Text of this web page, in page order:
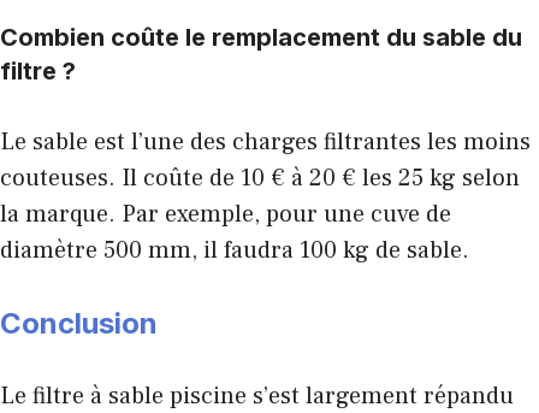
Combien coûte le remplacement du sable du
filtre ?
Le sable est l’une des charges filtrantes les moins
couteuses. Il coûte de 10 € à 20 € les 25 kg selon
la marque. Par exemple, pour une cuve de
diamètre 500 mm, il faudra 100 kg de sable.
Conclusion
Le filtre à sable piscine s’est largement répandu